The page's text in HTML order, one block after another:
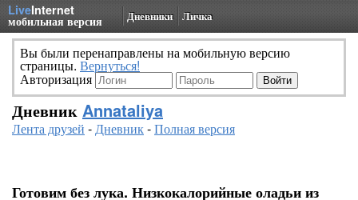
LiveInternet
мобильная версия Дневники Личка
Вы были перенаправлены на мобильную версию
страницы. Вернуться!
Авторизация
Дневник Annataliya
Лента друзей -Дневник-Полная версия
Готовим без лука. Низкокалорийные оладьи из